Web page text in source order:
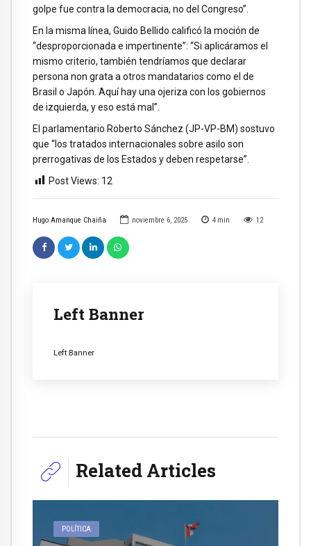
Hugo Amanque Chaiña noviembre 6, 2025 4 min 12
Left Banner
Left Banner
golpe fue contra la democracia, no del Congreso”.
En la misma línea, Guido Bellido calificó la moción de
“desproporcionada e impertinente”: “Si aplicáramos el
mismo criterio, también tendríamos que declarar
persona non grata a otros mandatarios como el de
Brasil o Japón. Aquí hay una ojeriza con los gobiernos
de izquierda, y eso está mal”.
El parlamentario Roberto Sánchez (JP-VP-BM) sostuvo
que “los tratados internacionales sobre asilo son
prerrogativas de los Estados y deben respetarse”.
Post Views: 12
Related Articles
POLÍTICA